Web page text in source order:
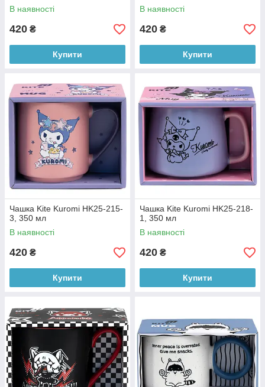
В наявності
420 ₴
Купити
В наявності
420 ₴
Купити
Чашка Kite Kuromi HK25-215-
3, 350 мл
В наявності
420 ₴
Купити
Чашка Kite Kuromi HK25-218-
1, 350 мл
В наявності
420 ₴
Купити